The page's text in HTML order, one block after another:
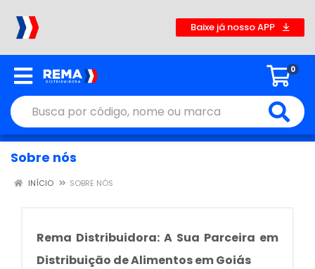
Baixe já nosso APP
0
Sobre nós
INÍCIO SOBRE NÓS
Rema Distribuidora: A Sua Parceira em
Distribuição de Alimentos em Goiás